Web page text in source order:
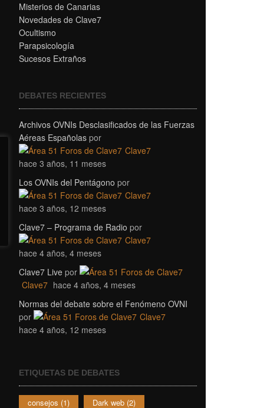
Misterios de Canarias
Novedades de Clave7
Ocultismo
Parapsicología
Sucesos Extraños
DEBATES RECIENTES
Archivos OVNIs Desclasificados de las Fuerzas
Aéreas Españolas por
Clave7
hace 3 años, 11 meses
Los OVNIs del Pentágono por
Clave7
hace 3 años, 12 meses
Clave7 – Programa de Radio por
Clave7
hace 4 años, 4 meses
Clave7 Live por
Clave7 hace 4 años, 4 meses
Normas del debate sobre el Fenómeno OVNI
por
Clave7
hace 4 años, 12 meses
ETIQUETAS DE DEBATES
consejos (1) Dark web (2)